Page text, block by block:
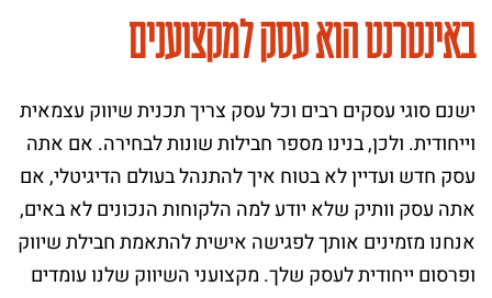
באינטרנט הוא עסק למקצוענים
ישנם סוגי עסקים רבים וכל עסק צריך תכנית שיווק עצמאית
וייחודית. ולכן, בנינו מספר חבילות שונות לבחירה. אם אתה
עסק חדש ועדיין לא בטוח איך להתנהל בעולם הדיגיטלי, אם
אתה עסק וותיק שלא יודע למה הלקוחות הנכונים לא באים,
אנחנו מזמינים אותך לפגישה אישית להתאמת חבילת שיווק
ופרסום ייחודית לעסק שלך. מקצועני השיווק שלנו עומדים